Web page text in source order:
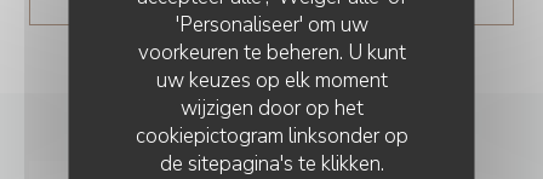
'Personaliseer' om uw
voorkeuren te beheren. U kunt
uw keuzes op elk moment
wijzigen door op het
cookiepictogram linksonder op
de sitepagina's te klikken.